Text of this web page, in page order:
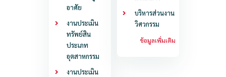
อาศัย
งานประเมิน
ทรัพย์สิน
ประเภท
อุตสาหกรรม
งานประเมิน
บริหารส่วนงาน
วิศวกรรม
ข้อมูลเพิ่มเติม